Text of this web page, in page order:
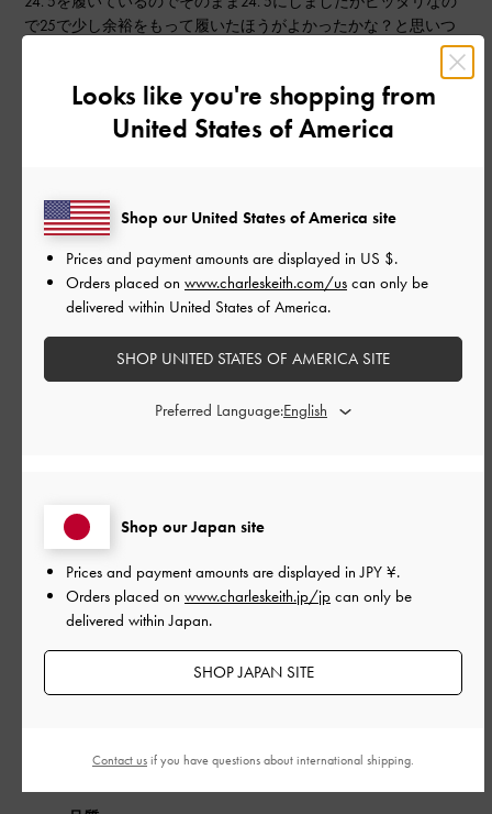
で25で少し余裕をもって履いたほうがよかったかな？と思いつ
サイズ: 39/24.5cm |カラー: ブラック系
デザイン
品質
よかった
ねねさんのレビュー
落ち着いて可愛いデザイン！
サイズ: 37/23.5cm |カラー: ブラック系
とてもよかった
Looks like you're shopping from
United States of America
Shop our Japan site
Prices and payment amounts are displayed inJPY ¥.
Orders placed on www.charleskeith.jp/jp can only be
delivered within Japan.
SHOP JAPAN SITE
Shop our United States of America site
Prices and payment amounts are displayed in US $.
Orders placed on www.charleskeith.com/us can only be
delivered within United States of America.
SHOP UNITED STATES OF AMERICA SITE
Preferred Language:
Contact usif you have questions about international shipping.